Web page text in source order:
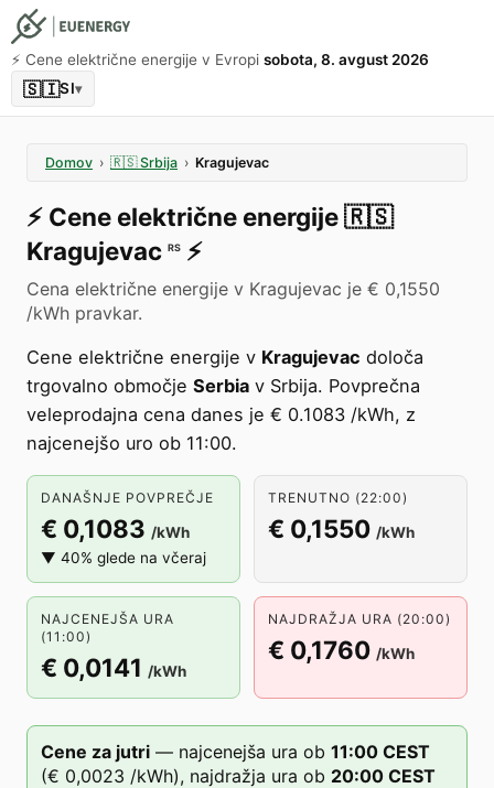
⚡️ Cene električne energije v Evropi sobota, 8. avgust 2026
🇸🇮SI▾
Domov › 🇷🇸 Srbija › Kragujevac
⚡️ Cene električne energije🇷🇸
Kragujevac RS ⚡️
Cena električne energije v Kragujevac je € 0,1550
/kWh pravkar.
Cene električne energije v Kragujevac določa
trgovalno območje Serbia v Srbija. Povprečna
veleprodajna cena danes je € 0.1083 /kWh, z
najcenejšo uro ob 11:00.
DANAŠNJE POVPREČJE
€ 0,1083 /kWh
▼ 40% glede na včeraj
TRENUTNO (22:00)
€ 0,1550 /kWh
NAJCENEJŠA URA
(11:00)
€ 0,0141 /kWh
NAJDRAŽJA URA (20:00)
€ 0,1760 /kWh
Cene za jutri — najcenejša ura ob 11:00 CEST
(€ 0,0023 /kWh), najdražja ura ob 20:00 CEST